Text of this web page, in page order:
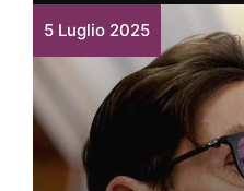
5 Luglio 2025